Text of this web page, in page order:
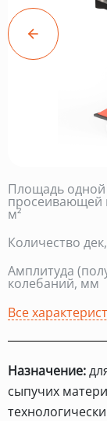
Площадь одной
просеивающей
м²
Количество
Амплитуда
колебаний, мм
Все
Назначение:
сыпучих